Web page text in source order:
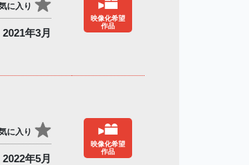
に入り
2021年3月
映像化希望
作品
に入り
2022年5月
映像化希望
作品